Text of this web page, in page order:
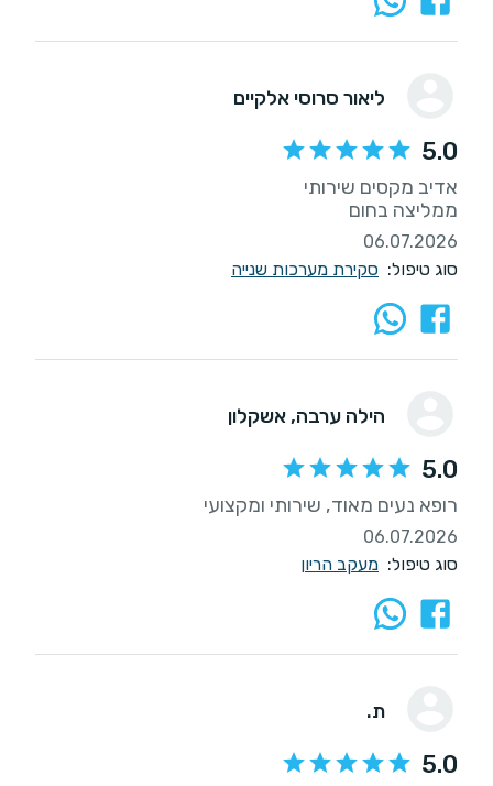
ליאור סרוסי אלקיים
5.0
ממליצה בחום
06.07.2026
סוג טיפול: סקירת מערכות שנייה
הילה ערבה, אשקלון
5.0
רופא נעים מאוד, שירותי ומקצועי
06.07.2026
סוג טיפול: מעקב הריון
ת.
5.0